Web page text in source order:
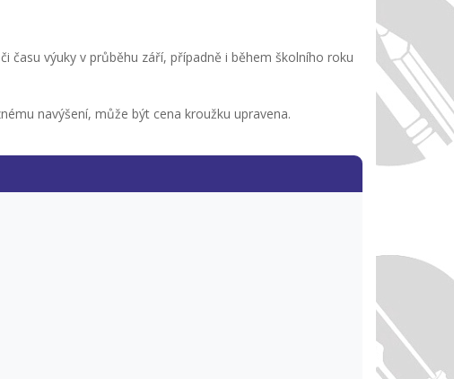
času výuky v průběhu září, případně i během školního roku
navýšení, může být cena kroužku upravena.